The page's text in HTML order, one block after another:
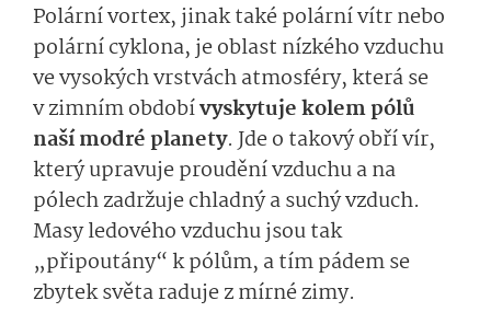
Polární vortex, jinak také polární vítr nebo
polární cyklona, je oblast nízkého vzduchu
ve vysokých vrstvách atmosféry, která se
v zimním obdobívyskytuje kolem pólů
naší modré planety. Jde o takový obří vír,
který upravuje proudění vzduchu a na
pólech zadržuje chladný a suchý vzduch.
Masy ledového vzduchu jsou tak
„připoutány“ k pólům, a tím pádem se
zbytek světa raduje z mírné zimy.